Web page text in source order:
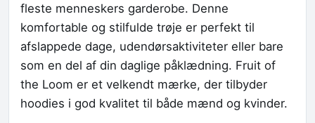
fleste menneskers garderobe. Denne
komfortable og stilfulde trøje er perfekt til
afslappede dage, udendørsaktiviteter eller bare
som en del af din daglige påklædning. Fruit of
the Loom er et velkendt mærke, der tilbyder
hoodies i god kvalitet til både mænd og kvinder.